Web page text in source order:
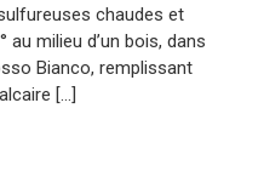
chaudes et
milieu d’un bois, dans
Bianco, remplissant
[…]